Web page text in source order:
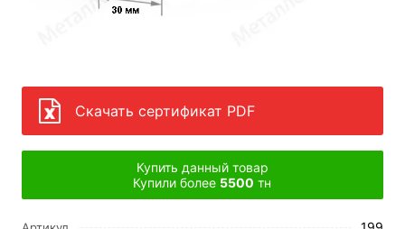
Скачать сертификат PDF
Купить данный товар
Купили более 5500 тн